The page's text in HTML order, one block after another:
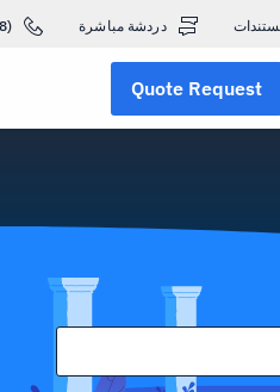
دردشة مباشرة (888) 404-1279
Quote Request